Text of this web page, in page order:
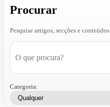
Procurar
Pesquise artigos, secções e conteúdos
Categoria: